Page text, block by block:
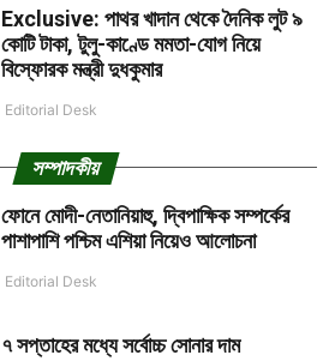
Exclusive: পাথর খাদান থেকে দৈনিক লুট ৯
কোটি টাকা, টুলু-কাণ্ডে মমতা-যোগ নিয়ে
বিস্ফোরক মন্ত্রী দুধকুমার
Editorial Desk
সম্পাদকীয়
ফোনে মোদী-নেতানিয়াহু, দ্বিপাক্ষিক সম্পর্কের
পাশাপাশি পশ্চিম এশিয়া নিয়েও আলোচনা
Editorial Desk
৭ সপ্তাহের মধ্যে সর্বোচ্চ সোনার দাম